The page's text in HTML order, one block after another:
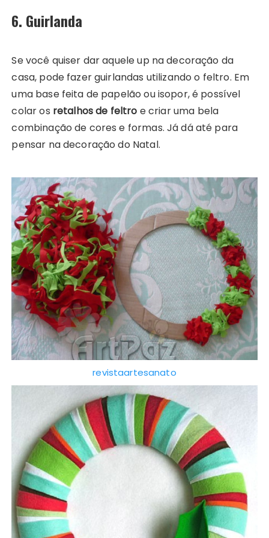
6. Guirlanda
Se você quiser dar aquele up na decoração da
casa, pode fazer guirlandas utilizando o feltro. Em
uma base feita de papelão ou isopor, é possível
colar os retalhos de feltro e criar uma bela
combinação de cores e formas. Já dá até para
pensar na decoração do Natal.
revistaartesanato